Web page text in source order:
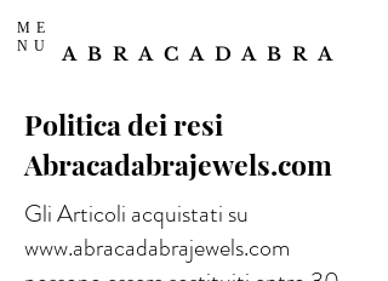
ME
NU
ABRACADABRA
Politica dei resi
Abracadabrajewels.com
Gli Articoli acquistati su
www.abracadabrajewels.com